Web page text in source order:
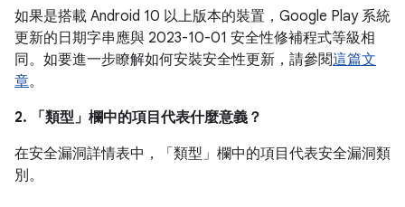
如果是搭載 Android 10 以上版本的裝置，Google Play 系統
更新的日期字串應與 2023-10-01 安全性修補程式等級相
同。如要進一步瞭解如何安裝安全性更新，請參閱這篇文
章。
2. 「類型」 欄中的項目代表什麼意義？
在安全漏洞詳情表中，「類型」 欄中的項目代表安全漏洞類
別。